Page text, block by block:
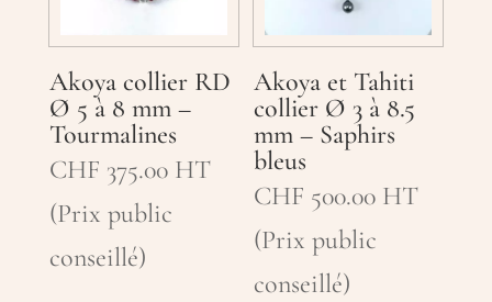
Akoya collier RD
Ø 5 à 8 mm –
Tourmalines
CHF 375.00 HT
(Prix public
conseillé)
Akoya et Tahiti
collier Ø 3 à 8.5
mm – Saphirs
bleus
CHF 500.00 HT
(Prix public
conseillé)